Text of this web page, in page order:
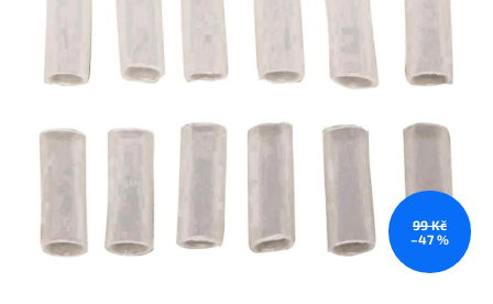
99 Kč
–47 %